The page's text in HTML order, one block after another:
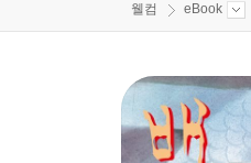
웰컴 eBook